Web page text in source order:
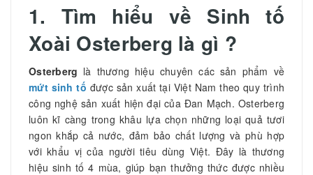
1. Tìm hiểu về Sinh tố
Xoài Osterberg là gì ?
Osterberg là thương hiệu chuyên các sản phẩm về
mứt sinh tố được sản xuất tại Việt Nam theo quy trình
công nghệ sản xuất hiện đại của Đan Mạch. Osterberg
luôn kĩ càng trong khâu lựa chọn những loại quả tươi
ngon khắp cả nước, đảm bảo chất lượng và phù hợp
với khẩu vị của người tiêu dùng Việt. Đây là thương
hiệu sinh tố 4 mùa, giúp bạn thưởng thức được nhiều